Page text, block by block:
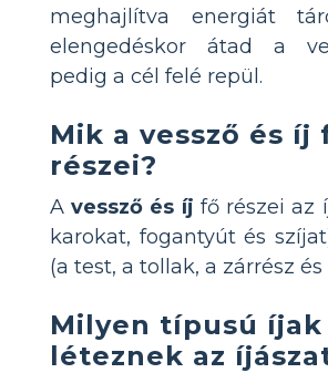
meghajlítva energiát
elengedéskor átad a
pedig a cél felé repül.
Mik a vessző és íj
részei?
Avessző és íj fő részei az
karokat, fogantyút és
(a test, a tollak, a zárrész és
Milyen típusú íjak
léteznek az